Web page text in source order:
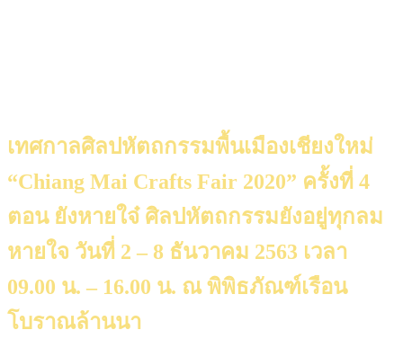
เทศกาลศิลปหัตถกรรมพื้นเมืองเชียงใหม่
“Chiang Mai Crafts Fair 2020” ครั้งที่ 4
ตอน ยังหายใจ๋ ศิลปหัตถกรรมยังอยู่ทุกลม
หายใจ วันที่ 2 – 8 ธันวาคม 2563 เวลา
09.00 น. – 16.00 น. ณ พิพิธภัณฑ์เรือน
โบราณล้านนา